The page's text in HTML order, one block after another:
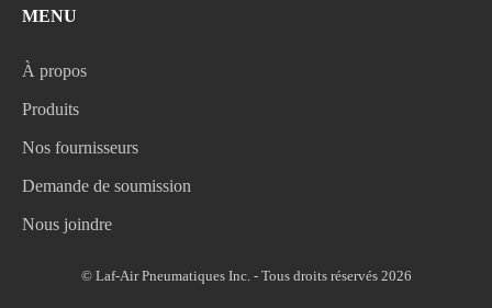
MENU
À propos
Produits
Nos fournisseurs
Demande de soumission
Nous joindre
© Laf-Air Pneumatiques Inc. - Tous droits réservés 2026